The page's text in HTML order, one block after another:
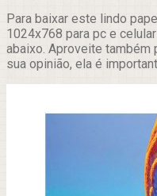
Para baixar este lindo
1024x768 para pc e
abaixo. Aproveite também
sua opinião, ela é